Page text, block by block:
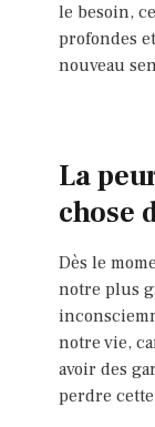
le besoin,
profondes
nouveau
La
chose
Dès le
notre plus
notre vie,
avoir des
perdre